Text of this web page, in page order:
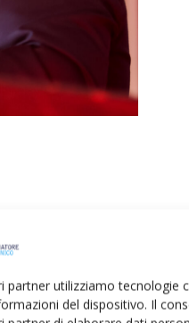
partner utilizziamo tecnologie
del dispositivo. Il
dell’anno
del 9,4%
il dividendo è